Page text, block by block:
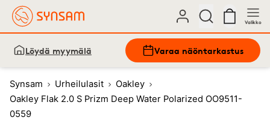
Valikko
Löydä myymälä Varaa näöntarkastus
Synsam Urheilulasit
Oakley
Oakley Flak 2.0 S Prizm Deep Water Polarized OO9511-
0559